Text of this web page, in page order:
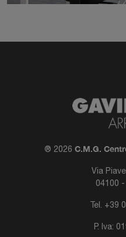
® 2026 C.M.G.
Via
04100 -
Tel. +39
P. Iva: